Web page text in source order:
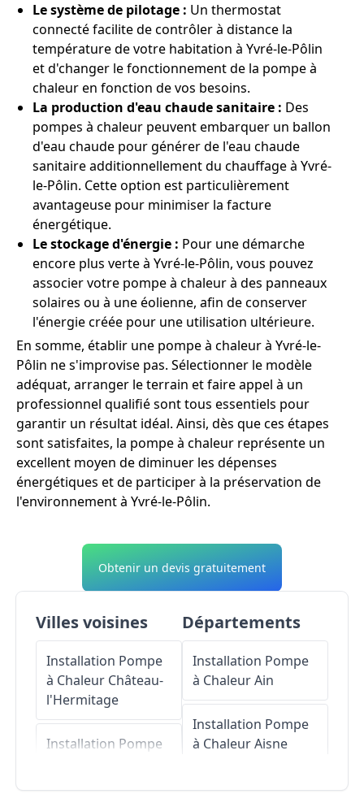
Le système de pilotage : Un thermostat
connecté facilite de contrôler à distance la
température de votre habitation à Yvré-le-Pôlin
et d'changer le fonctionnement de la pompe à
chaleur en fonction de vos besoins.
La production d'eau chaude sanitaire : Des
pompes à chaleur peuvent embarquer un ballon
d'eau chaude pour générer de l'eau chaude
sanitaire additionnellement du chauffage à Yvré-
le-Pôlin. Cette option est particulièrement
avantageuse pour minimiser la facture
énergétique.
Le stockage d'énergie : Pour une démarche
encore plus verte à Yvré-le-Pôlin, vous pouvez
associer votre pompe à chaleur à des panneaux
solaires ou à une éolienne, afin de conserver
l'énergie créée pour une utilisation ultérieure.
En somme, établir une pompe à chaleur à Yvré-le-
Pôlin ne s'improvise pas. Sélectionner le modèle
adéquat, arranger le terrain et faire appel à un
professionnel qualifié sont tous essentiels pour
garantir un résultat idéal. Ainsi, dès que ces étapes
sont satisfaites, la pompe à chaleur représente un
excellent moyen de diminuer les dépenses
énergétiques et de participer à la préservation de
l'environnement à Yvré-le-Pôlin.
Obtenir un devis gratuitement
Villes voisines
Installation Pompe
à Chaleur Château-
l'Hermitage
Installation Pompe
Départements
Installation Pompe
à ChaleurAin
Installation Pompe
à ChaleurAisne
Installation Pompe